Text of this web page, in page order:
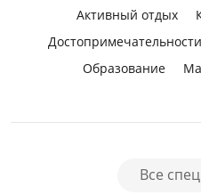
Активный отдых
Достопримечательности
Образование
Все